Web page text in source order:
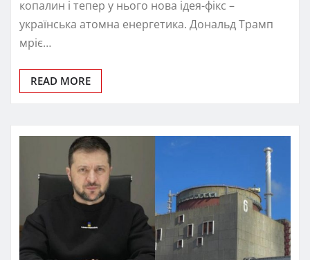
копалин і тепер у нього нова ідея-фікс –
українська атомна енергетика. Дональд Трамп
мріє…
READ MORE